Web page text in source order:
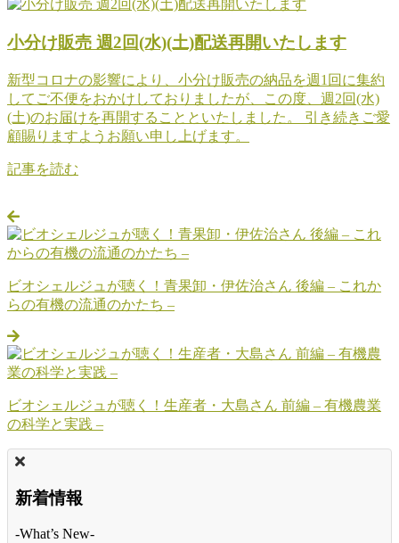
小分け販売 週2回(水)(土)配送再開いたします
新型コロナの影響により、小分け販売の納品を週1回に集約
してご不便をおかけしておりましたが、この度、週2回(水)
(土)のお届けを再開することといたしました。 引き続きご愛
顧賜りますようお願い申し上げます。
記事を読む
ビオシェルジュが聴く！青果卸・伊佐治さん 後編 – これか
らの有機の流通のかたち –
ビオシェルジュが聴く！生産者・大島さん 前編 – 有機農業
の科学と実践 –
新着情報
-What’s New-